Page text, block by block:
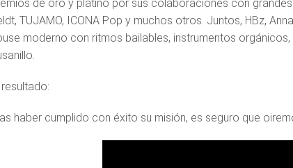
de oro y platino por sus colaboraciones con
TUJAMO, ICONA Pop y muchos otros. Juntos, HBz,
moderno con ritmos bailables, instrumentos
resultado:
haber cumplido con éxito su misión, es seguro que